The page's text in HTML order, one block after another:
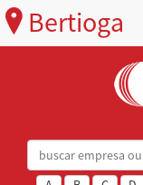
Bertioga